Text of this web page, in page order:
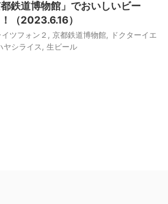
都鉄道博物館」でおいしいビー
（2023.6.16）
イツフォン２ 京都鉄道博物館
ドクターイエ
ヤシライス
生ビール